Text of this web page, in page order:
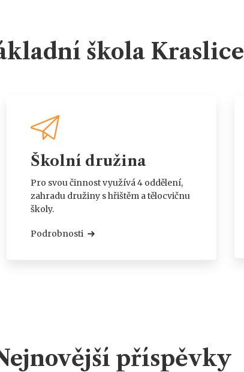
škola Kraslice
Školní družina
Pro svou činnost využívá 4 oddělení,
zahradu družiny s hřištěm a tělocvičnu
školy.
Podrobnosti
příspěvky